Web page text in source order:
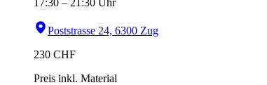
Poststrasse 24, 6300 Zug
230 CHF
Preis inkl. Material